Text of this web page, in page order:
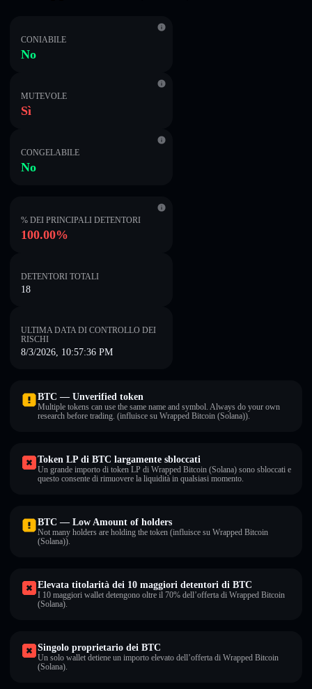
CONIABILE
No
MUTEVOLE
Sì
CONGELABILE
No
% DEI PRINCIPALI DETENTORI
100.00%
DETENTORI TOTALI
18
ULTIMA DATA DI CONTROLLO DEI
RISCHI
8/3/2026, 10:57:36 PM
BTC — Unverified token
Multiple tokens can use the same name and symbol. Always do your own
research before trading. (influisce su Wrapped Bitcoin (Solana)).
Token LP di BTC largamente sbloccati
Un grande importo di token LP di Wrapped Bitcoin (Solana) sono sbloccati e
questo consente di rimuovere la liquidità in qualsiasi momento.
BTC — Low Amount of holders
Not many holders are holding the token (influisce su Wrapped Bitcoin
(Solana)).
Elevata titolarità dei 10 maggiori detentori di BTC
I 10 maggiori wallet detengono oltre il 70% dell’offerta di Wrapped Bitcoin
(Solana).
Singolo proprietario dei BTC
Un solo wallet detiene un importo elevato dell’offerta di Wrapped Bitcoin
(Solana).